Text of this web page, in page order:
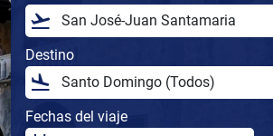
Destino
Fechas del viaje